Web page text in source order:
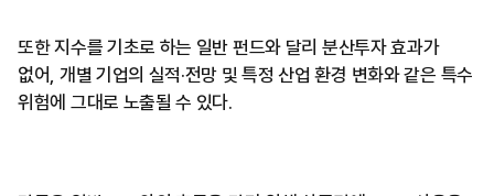
또한 지수를 기초로 하는 일반 펀드와 달리 분산투자 효과가
없어, 개별 기업의 실적·전망 및 특정 산업 환경 변화와 같은 특수
위험에 그대로 노출될 수 있다.